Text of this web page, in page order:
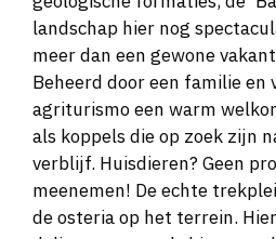
landschap hier nog
meer dan een gewone
Beheerd door een familie en
agriturismo een warm
als koppels die op zoek zijn
verblijf. Huisdieren? Geen
meenemen! De echte
de osteria op het terrein.